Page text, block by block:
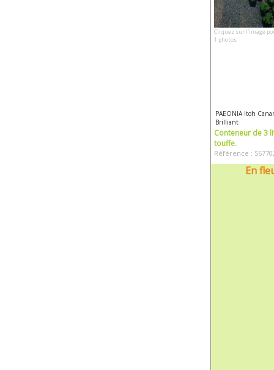
Cliquez sur l'image
1 photos
PAEONIA Itoh
Brilliant
Conteneur de 3
touffe.
Référence :
En